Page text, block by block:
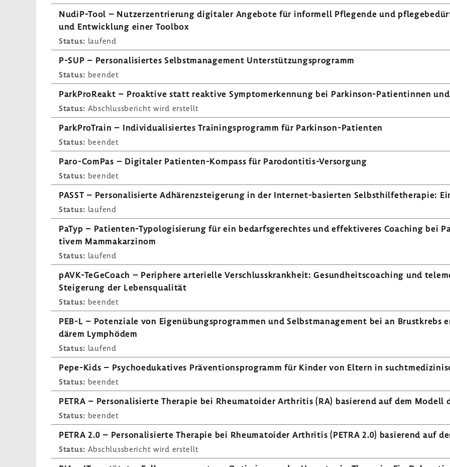
NudiP-​Tool – Nutzer­zen­trie­rung digi­taler Ange­bote für infor­mell Pfle­gende und
und Entwick­lung einer Toolbox
Status: laufend
P-SUP – Perso­na­li­siertes Selbst­ma­nage­ment Unter­stüt­zungs­pro­gramm
Status: beendet
Park­Pro­Reakt – Proak­tive statt reak­tive Sympto­m­er­ken­nung bei Parkinson-​Patientinnen
Status: Abschluss­be­richt wird erstellt
Park­Pro­Train – Indi­vi­dua­li­siertes Trai­nings­pro­gramm für Parkinson-​Patienten
Status: beendet
Paro-​ComPas – Digi­taler Patienten-​Kompass für Parodontitis-​Versorgung
Status: beendet
PASST – Perso­na­li­sierte Adhä­renz­stei­ge­rung in der Internet-​basierten Selbst­hil­fe­the­rapie:
Status: laufend
PaTyp – Patienten-​Typologisierung für ein bedarfs­ge­rechtes und effek­ti­veres Coaching bei
tivem Mamma­kar­zinom
Status: laufend
pAVK-​TeGeCoach – Peri­phere arte­ri­elle Verschluss­krank­heit: Gesund­heits­coa­ching und
Stei­ge­rung der Lebens­qua­lität
Status: beendet
PEB-L – Poten­ziale von Eigen­übungs­pro­grammen und Selbst­ma­nage­ment bei an
därem Lymphödem
Status: laufend
Pepe-​Kids – Psycho­e­du­ka­tives Präven­ti­ons­pro­gramm für Kinder von Eltern in
Status: beendet
PETRA – Perso­na­li­sierte Therapie bei Rheu­ma­to­ider Arthritis (RA) basie­rend auf dem Modell
Status: beendet
PETRA 2.0 – Perso­na­li­sierte Therapie bei Rheu­ma­to­ider Arthritis (PETRA 2.0) basie­rend auf
Status: Abschluss­be­richt wird erstellt